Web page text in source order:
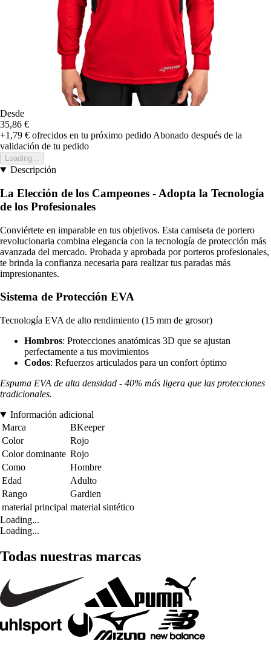
Desde
35,86 €
+1,79 € ofrecidos en tu próximo pedido Abonado después de la
validación de tu pedido
Loading...
Descripción
La Elección de los Campeones - Adopta la Tecnología
de los Profesionales
Conviértete en imparable en tus objetivos. Esta camiseta de portero
revolucionaria combina elegancia con la tecnología de protección más
avanzada del mercado. Probada y aprobada por porteros profesionales,
te brinda la confianza necesaria para realizar tus paradas más
impresionantes.
Sistema de Protección EVA
Tecnología EVA de alto rendimiento (15 mm de grosor)
Hombros: Protecciones anatómicas 3D que se ajustan
perfectamente a tus movimientos
Codos: Refuerzos articulados para un confort óptimo
Espuma EVA de alta densidad - 40% más ligera que las protecciones
tradicionales.
Información adicional
Marca
BKeeper
Color
Rojo
Color dominante Rojo
Como
Hombre
Edad
Adulto
Rango
Gardien
material principal material sintético
Loading...
Loading...
Todas nuestras marcas